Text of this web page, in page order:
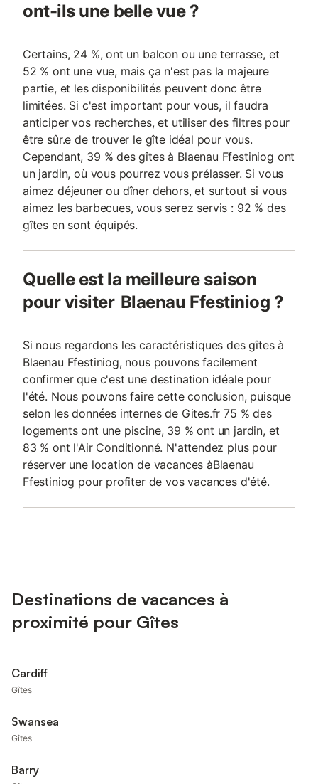
ont-ils une belle vue ?
Certains, 24 %, ont un balcon ou une terrasse, et
52 % ont une vue, mais ça n'est pas la majeure
partie, et les disponibilités peuvent donc être
limitées. Si c'est important pour vous, il faudra
anticiper vos recherches, et utiliser des filtres pour
être sûr.e de trouver le gîte idéal pour vous.
Cependant, 39 % des gîtes à Blaenau Ffestiniog ont
un jardin, où vous pourrez vous prélasser. Si vous
aimez déjeuner ou dîner dehors, et surtout si vous
aimez les barbecues, vous serez servis : 92 % des
gîtes en sont équipés.
Quelle est la meilleure saison
pour visiter Blaenau Ffestiniog ?
Si nous regardons les caractéristiques des gîtes à
Blaenau Ffestiniog, nous pouvons facilement
confirmer que c'est une destination idéale pour
l'été. Nous pouvons faire cette conclusion, puisque
selon les données internes de Gites.fr 75 % des
logements ont une piscine, 39 % ont un jardin, et
83 % ont l'Air Conditionné. N'attendez plus pour
réserver une location de vacances àBlaenau
Ffestiniog pour profiter de vos vacances d'été.
Destinations de vacances à
proximité pour Gîtes
Cardiff
Gîtes
Swansea
Gîtes
Barry